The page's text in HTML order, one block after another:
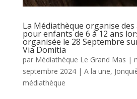
La Médiathèque organise
pour enfants de 6 à 12 ans
organisée le 28 Septembre
Via Domitia
par Médiathèque Le Grand Mas |
septembre 2024| A la une,
médiathèque